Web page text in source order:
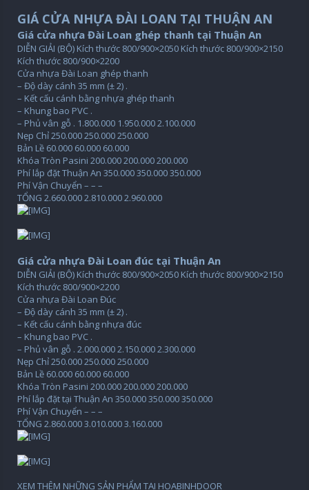
GIÁ CỬA NHỰA ĐÀI LOAN TẠI THUẬN AN
Giá cửa nhựa Đài Loan ghép thanh tại Thuận An
DIỄN GIẢI (BỘ) Kích thước 800/900×2050 Kích thước 800/900×2150
Kích thước 800/900×2200
Cửa nhựa Đài Loan ghép thanh
– Độ dày cánh 35 mm (± 2) .
– Kết cấu cánh bằng nhựa ghép thanh
– Khung bao PVC .
– Phủ vân gỗ . 1.800.000 1.950.000 2.100.000
Nẹp Chỉ 250.000 250.000 250.000
Bản Lề 60.000 60.000 60.000
Khóa Tròn Pasini 200.000 200.000 200.000
Phí lắp đặt Thuận An 350.000 350.000 350.000
Phí Vận Chuyển – – –
TỔNG 2.660.000 2.810.000 2.960.000
Giá cửa nhựa Đài Loan đúc tại Thuận An
DIỄN GIẢI (BỘ) Kích thước 800/900×2050 Kích thước 800/900×2150
Kích thước 800/900×2200
Cửa nhựa Đài Loan Đúc
– Độ dày cánh 35 mm (± 2) .
– Kết cấu cánh bằng nhựa đúc
– Khung bao PVC .
– Phủ vân gỗ . 2.000.000 2.150.000 2.300.000
Nẹp Chỉ 250.000 250.000 250.000
Bản Lề 60.000 60.000 60.000
Khóa Tròn Pasini 200.000 200.000 200.000
Phí lắp đặt tại Thuận An 350.000 350.000 350.000
Phí Vận Chuyển – – –
TỔNG 2.860.000 3.010.000 3.160.000
XEM THÊM NHỮNG SẢN PHẨM TẠI HOABINHDOOR